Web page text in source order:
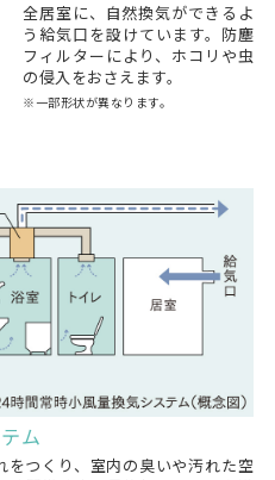
全居室に、自然換気ができるよ
う給気口を設けています。防塵
フィルターにより、ホコリや虫
の侵入をおさえます。
※一部形状が異なります。
ム
つくり、室内の臭いや汚れた空